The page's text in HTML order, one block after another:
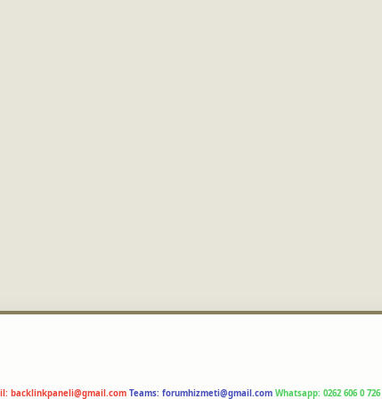
backlinkpaneli@gmail.com Teams: forumhizmeti@gmail.com Whatsapp: 0262 606 0 726